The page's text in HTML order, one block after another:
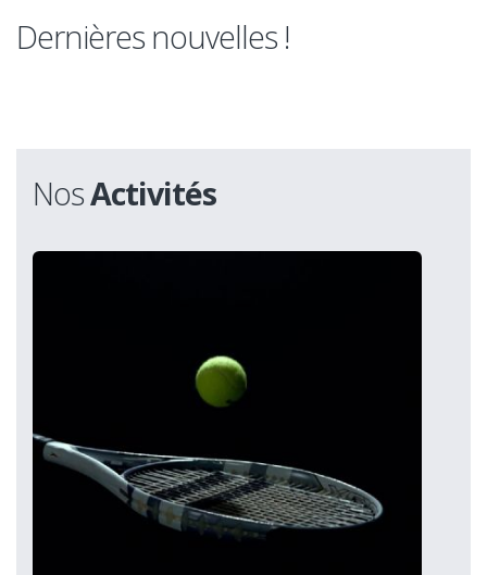
Dernières nouvelles !
NosActivités